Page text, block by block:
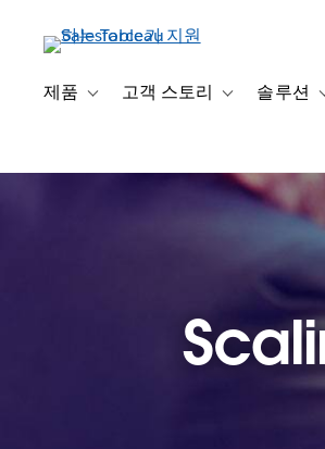
건
제품 Toggle sub-navigation for 제품
고객 스토리 Toggle sub-
솔루션